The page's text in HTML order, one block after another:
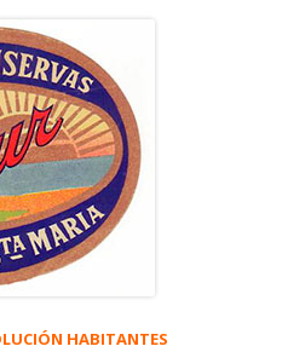
HABITANTES